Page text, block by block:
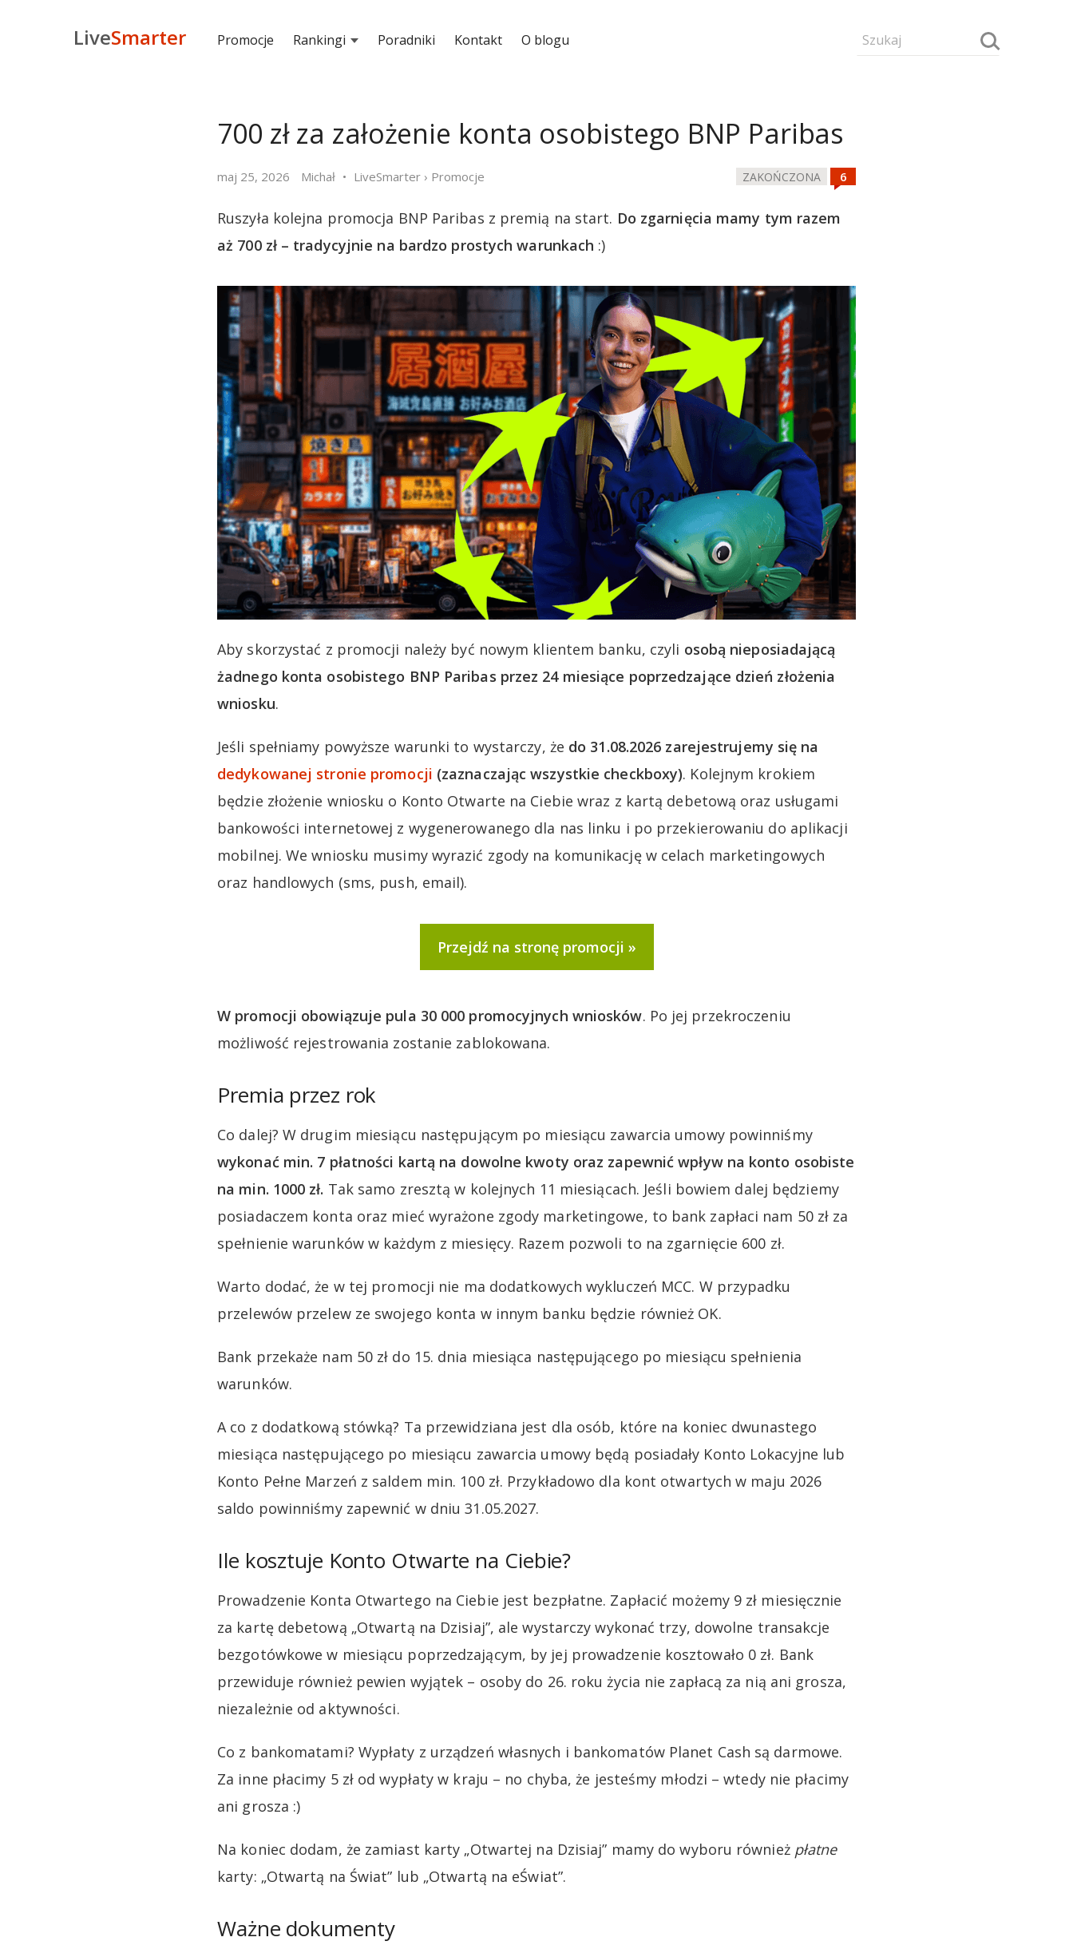
LiveSmarter Promocje Rankingi Poradniki Kontakt O blogu
700 zł za założenie konta osobistego BNP Paribas
maj 25, 2026 Michał LiveSmarter › Promocje ZAKOŃCZONA
Ruszyła kolejna promocja BNP Paribas z premią na start. Do zgarnięcia mamy tym razem
aż 700 zł – tradycyjnie na bardzo prostych warunkach :)
Aby skorzystać z promocji należy być nowym klientem banku, czyli osobą nieposiadającą
żadnego konta osobistego BNP Paribas przez 24 miesiące poprzedzające dzień złożenia
wniosku.
Jeśli spełniamy powyższe warunki to wystarczy, że do 31.08.2026 zarejestrujemy się na
dedykowanej stronie promocji (zaznaczając wszystkie checkboxy). Kolejnym krokiem
będzie złożenie wniosku o Konto Otwarte na Ciebie wraz z kartą debetową oraz usługami
bankowości internetowej z wygenerowanego dla nas linku i po przekierowaniu do aplikacji
mobilnej. We wniosku musimy wyrazić zgody na komunikację w celach marketingowych
oraz handlowych (sms, push, email).
Przejdź na stronę promocji
W promocji obowiązuje pula 30 000 promocyjnych wniosków. Po jej przekroczeniu
możliwość rejestrowania zostanie zablokowana.
Premia przez rok
Co dalej? W drugim miesiącu następującym po miesiącu zawarcia umowy powinniśmy
wykonać min. 7 płatności kartą na dowolne kwoty oraz zapewnić wpływ na konto osobiste
na min. 1000 zł. Tak samo zresztą w kolejnych 11 miesiącach. Jeśli bowiem dalej będziemy
posiadaczem konta oraz mieć wyrażone zgody marketingowe, to bank zapłaci nam 50 zł za
spełnienie warunków w każdym z miesięcy. Razem pozwoli to na zgarnięcie 600 zł.
Warto dodać, że w tej promocji nie ma dodatkowych wykluczeń MCC. W przypadku
przelewów przelew ze swojego konta w innym banku będzie również OK.
Bank przekaże nam 50 zł do 15. dnia miesiąca następującego po miesiącu spełnienia
warunków.
A co z dodatkową stówką? Ta przewidziana jest dla osób, które na koniec dwunastego
miesiąca następującego po miesiącu zawarcia umowy będą posiadały Konto Lokacyjne lub
Konto Pełne Marzeń z saldem min. 100 zł. Przykładowo dla kont otwartych w maju 2026
saldo powinniśmy zapewnić w dniu 31.05.2027.
Ile kosztuje Konto Otwarte na Ciebie?
Prowadzenie Konta Otwartego na Ciebie jest bezpłatne. Zapłacić możemy 9 zł miesięcznie
za kartę debetową „Otwartą na Dzisiaj”, ale wystarczy wykonać trzy, dowolne transakcje
bezgotówkowe w miesiącu poprzedzającym, by jej prowadzenie kosztowało 0 zł. Bank
przewiduje również pewien wyjątek – osoby do 26. roku życia nie zapłacą za nią ani grosza,
niezależnie od aktywności.
Co z bankomatami? Wypłaty z urządzeń własnych i bankomatów Planet Cash są darmowe.
Za inne płacimy 5 zł od wypłaty w kraju – no chyba, że jesteśmy młodzi – wtedy nie płacimy
ani grosza :)
Na koniec dodam, że zamiast karty „Otwartej na Dzisiaj” mamy do wyboru również płatne
karty: „Otwartą na Świat” lub „Otwartą na eŚwiat”.
Ważne dokumenty